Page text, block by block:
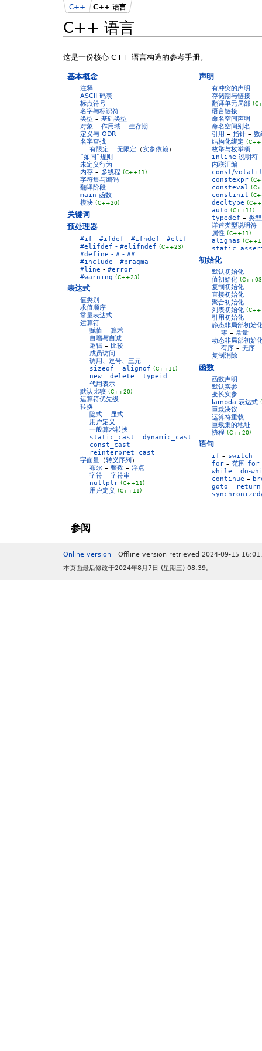
C++ 语言
C++ C++ 语言
这是一份核心 C++ 语言构造的参考手册。
基本概念
注释
ASCII 码表
标点符号
名字与标识符
类型 – 基础类型
对象 – 作用域– 生存期
定义与 ODR
名字查找
有限定 – 无限定 （实参依赖）
“如同”规则
未定义行为
内存– 多线程 (C++11)
字符集与编码
翻译阶段
main 函数
模块 (C++20)
关键词
预处理器
#if - #ifdef - #ifndef - #elif
#elifdef - #elifndef (C++23)
#define - #- ##
#include - #pragma
#line - #error
#warning (C++23)
表达式
值类别
求值顺序
常量表达式
运算符
赋值– 算术
自增与自减
逻辑– 比较
成员访问
调用、逗号、三元
sizeof – alignof (C++11)
new– delete – typeid
代用表示
默认比较 (C++20)
运算符优先级
转换
隐式– 显式
用户定义
一般算术转换
static_cast – dynamic_cast
const_cast
reinterpret_cast
字面量（转义序列 ）
布尔– 整数– 浮点
字符– 字符串
nullptr (C++11)
用户定义 (C++11)
声明
有冲突的声明
存储期与链接
翻译单元局部
语言链接
命名空间声明
命名空间别名
引用 – 指针– 数
结构化绑定
枚举与枚举项
inline 说明符
内联汇编
const/
constexpr
consteval
constinit
decltype
auto (C++11)
typedef – 类
详述类型说明符
属性 (C++11)
alignas
初始化
默认初始化
值初始化
复制初始化
直接初始化
聚合初始化
列表初始化
引用初始化
静态非局部初始
零– 常量
动态非局部初始
有序– 无序
复制消除
函数
函数声明
默认实参
变长实参
lambda 表达式
重载决议
运算符重载
重载集的地址
协程 (C++20)
语句
if – switch
for– 范围 for
while – do-
continue –
goto – return
synchronized
参阅
Online version
Offline version retrieved 2024-09-15 16:01.
本页面最后修改于2024年8月7日 (星期三) 08:39。